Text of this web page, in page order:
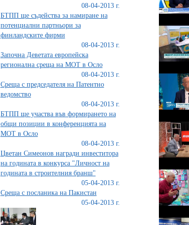
08-04-2013 г.
БТПП ще съдейства за намиране на
потенциални партньори за
финландските фирми
08-04-2013 г.
Започна Деветата европейска
регионална среща на МОТ в Осло
08-04-2013 г.
Среща с председателя на Патентно
ведомство
08-04-2013 г.
БТПП ще участва във формирането на
общи позиции в конференцията на
МОТ в Осло
08-04-2013 г.
Цветан Симеонов награди инвеститора
на годината в конкурса "Личност на
годината в строителния бранш"
05-04-2013 г.
Среща с посланика на Пакистан
05-04-2013 г.